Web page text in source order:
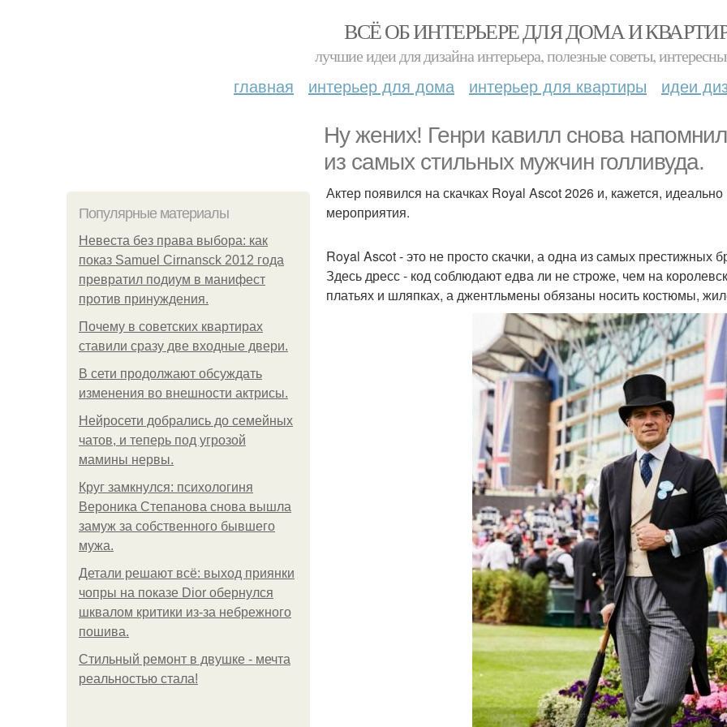
ВСЁ ОБ ИНТЕРЬЕРЕ ДЛЯ ДОМА И
лучшие идеи для дизайна интерьера, полезные советы,
главная интерьер для дома интерьер для квартиры идеи
Ну жених! Генри кавилл снова
из самых стильных мужчин голливуда.
Популярные материалы
Невеста без права выбора: как
показ Samuel Cirnansck 2012 года
превратил подиум в манифест
против принуждения.
Почему в советских квартирах
ставили сразу две входные двери.
В сети продолжают обсуждать
изменения во внешности актрисы.
Нейросети добрались до семейных
чатов, и теперь под угрозой
мамины нервы.
Круг замкнулся: психологиня
Вероника Степанова снова вышла
замуж за собственного бывшего
мужа.
Детали решают всё: выход приянки
чопры на показе Dior обернулся
шквалом критики из-за небрежного
пошива.
Стильный ремонт в двушке - мечта
реальностью стала!
Актер появился на скачках Royal Ascot 2026 и, кажется,
мероприятия.
Royal Ascot - это не просто скачки, а одна из самых престижных
Здесь дресс - код соблюдают едва ли не строже, чем на
платьях и шляпках, а джентльмены обязаны носить костюмы,